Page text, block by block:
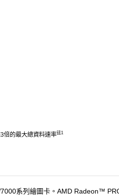
倍的最大總資料速率註1
系列繪圖卡。AMD Radeon™